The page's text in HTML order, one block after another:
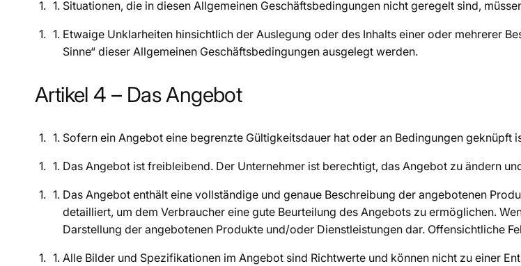
Situationen, die in diesen Allgemeinen Geschäftsbedingungen nicht geregelt sind,
Etwaige Unklarheiten hinsichtlich der Auslegung oder des Inhalts einer oder mehrerer
Sinne“ dieser Allgemeinen Geschäftsbedingungen ausgelegt werden.
Artikel 4 – Das Angebot
Sofern ein Angebot eine begrenzte Gültigkeitsdauer hat oder an Bedingungen
Das Angebot ist freibleibend. Der Unternehmer ist berechtigt, das Angebot zu ändern
Das Angebot enthält eine vollständige und genaue Beschreibung der angebotenen
detailliert, um dem Verbraucher eine gute Beurteilung des Angebots zu ermöglichen.
Darstellung der angebotenen Produkte und/oder Dienstleistungen dar. Offensichtliche
Alle Bilder und Spezifikationen im Angebot sind Richtwerte und können nicht zu einer